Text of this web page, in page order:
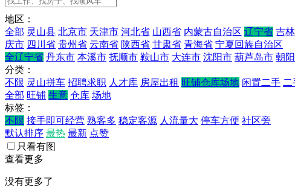
地区：
全部 灵山县 北京市 天津市 河北省 山西省 内蒙古自治区 辽宁省 吉
庆市 四川省 贵州省 云南省 陕西省 甘肃省 青海省 宁夏回族自治区
全辽宁省 丹东市 本溪市 抚顺市 鞍山市 大连市 沈阳市 葫芦岛市 朝
分类：
不限 灵山拼车 招聘求职 人才库 房屋出租 旺铺仓库场地 闲置二手
全部 旺铺 生意 仓库 场地
标签：
不限 接手即可经营 熟客多 稳定客源 人流量大 停车方便 社区旁
默认排序 最热 最新 点赞
只看有图
查看更多
没有更多了